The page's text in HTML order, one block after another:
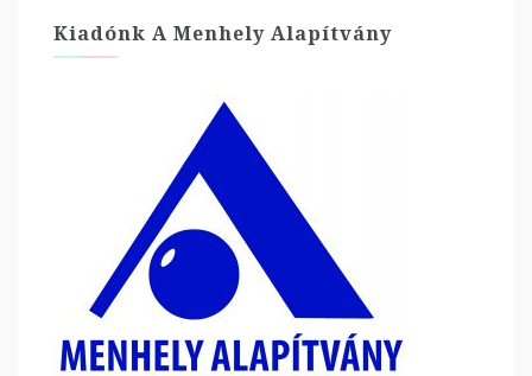
Kiadónk A Menhely Alapítvány